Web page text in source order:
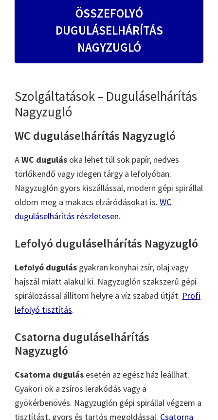
ÖSSZEFOLYÓ
DUGULÁSELHÁRÍTÁS
NAGYZUGLÓ
Szolgáltatások – Duguláselhárítás
Nagyzugló
WC duguláselhárítás Nagyzugló
AWC dugulás oka lehet túl sok papír, nedves
törlőkendő vagy idegen tárgy a lefolyóban.
Nagyzuglón gyors kiszállással, modern gépi spirállal
oldom meg a makacs elzáródásokat is. WC
duguláselhárítás részletesen.
Lefolyó duguláselhárítás Nagyzugló
Lefolyó dugulás gyakran konyhai zsír, olaj vagy
hajszál miatt alakul ki. Nagyzuglón szakszerű gépi
spirálozással állítom helyre a víz szabad útját. Profi
lefolyó tisztítás.
Csatorna duguláselhárítás
Nagyzugló
Csatorna dugulás esetén az egész ház leállhat.
Gyakori ok a zsíros lerakódás vagy a
gyökérbenövés. Nagyzuglón gépi spirállal végzem a
tisztítást, gyors és tartós megoldással. Csatorna